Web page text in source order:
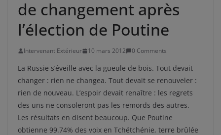
de changement après
l’élection de Poutine
Intervenant Extérieur 10 mars 2012 0 Comments
La Russie s’éveille avec la gueule de bois. Tout devait
changer : rien ne changea. Tout devait se renouveler :
rien de nouveau. L’espoir devait renaître : les regrets
des uns ne consoleront pas les remords des autres.
Les résultats en disent beaucoup. Que Poutine
obtienne 99.74% des voix en Tchétchénie, terre brûlée